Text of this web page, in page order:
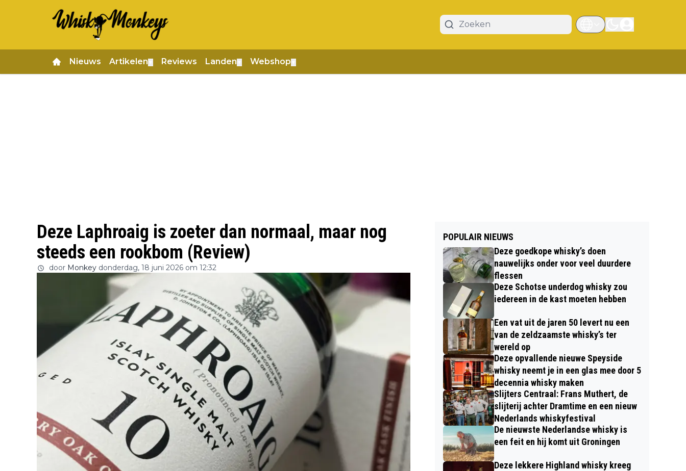
Nieuws Artikelen Reviews Landen Webshop
Deze Laphroaig is zoeter dan normaal, maar nog
steeds een rookbom (Review)
door Monkey donderdag, 18 juni 2026 om 12:32
POPULAIR NIEUWS
Deze goedkope whisky’s doen
nauwelijks onder voor veel duurdere
flessen
Deze Schotse underdog whisky zou
iedereen in de kast moeten hebben
Een vat uit de jaren 50 levert nu een
van de zeldzaamste whisky’s ter
wereld op
Deze opvallende nieuwe Speyside
whisky neemt je in een glas mee door 5
decennia whisky maken
Slijters Centraal: Frans Muthert, de
slijterij achter Dramtime en een nieuw
Nederlands whiskyfestival
De nieuwste Nederlandse whisky is
een feit en hij komt uit Groningen
Deze lekkere Highland whisky kreeg